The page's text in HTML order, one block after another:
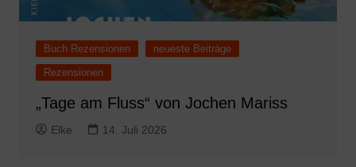
Buch Rezensionen
neueste Beiträge
Rezensionen
„Tage am Fluss“ von Jochen Mariss
Elke 14. Juli 2026